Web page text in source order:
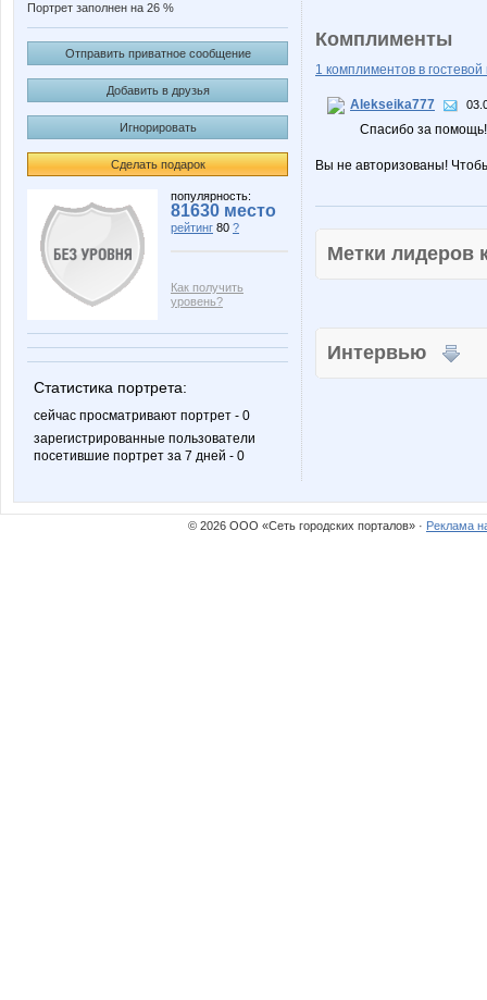
Портрет заполнен на 26 %
Отправить приватное сообщение
Добавить в друзья
Игнорировать
Сделать подарок
популярность:
81630 место
рейтинг 80 ?
Как получить
уровень?
Статистика портрета:
сейчас просматривают портрет - 0
зарегистрированные пользователи
посетившие портрет за 7 дней - 0
Комплименты
1 комплиментов в гостевой
Alekseika777
Спасибо за помощь!
Вы не авторизованы!
Метки
Интервью
© 2026 ООО «Сеть городских порталов» · Реклама